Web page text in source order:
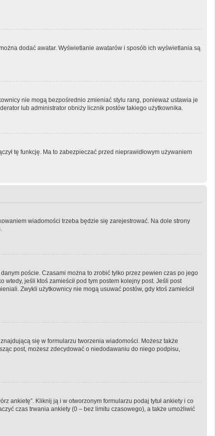
dodać awatar. Wyświetlanie awatarów i sposób ich wyświetlania są
nie mogą bezpośrednio zmieniać stylu rang, ponieważ ustawia je
lub administrator obniży licznik postów takiego użytkownika.
tę funkcję. Ma to zabezpieczać przed nieprawidłowym używaniem
wiadomości trzeba będzie się zarejestrować. Na dole strony
poście. Czasami można to zrobić tylko przez pewien czas po jego
jeśli ktoś zamieścił pod tym postem kolejny post. Jeśli post
Zwykli użytkownicy nie mogą usuwać postów, gdy ktoś zamieścił
znajdującą się w formularzu tworzenia wiadomości. Możesz także
post, możesz zdecydować o niedodawaniu do niego podpisu,
ankietę”. Kliknij ją i w otworzonym formularzu podaj tytuł ankiety i co
czas trwania ankiety (0 – bez limitu czasowego), a także umożliwić